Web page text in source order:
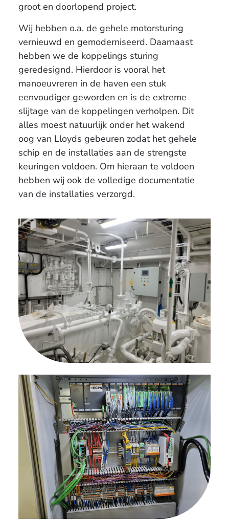
groot en doorlopend project.
Wij hebben o.a. de gehele motorsturing
vernieuwd en gemoderniseerd. Daarnaast
hebben we de koppelings sturing
geredesignd. Hierdoor is vooral het
manoeuvreren in de haven een stuk
eenvoudiger geworden en is de extreme
slijtage van de koppelingen verholpen. Dit
alles moest natuurlijk onder het wakend
oog van Lloyds gebeuren zodat het gehele
schip en de installaties aan de strengste
keuringen voldoen. Om hieraan te voldoen
hebben wij ook de volledige documentatie
van de installaties verzorgd.